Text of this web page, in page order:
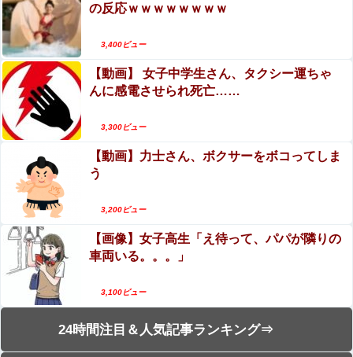
の反応ｗｗｗｗｗｗｗｗ
3,400ビュー
【動画】 女子中学生さん、タクシー運ちゃ
んに感電させられ死亡……
3,300ビュー
【動画】力士さん、ボクサーをボコってしま
う
3,200ビュー
【画像】女子高生「え待って、パパが隣りの
車両いる。。。」
3,100ビュー
24時間注目＆人気記事ランキング⇒